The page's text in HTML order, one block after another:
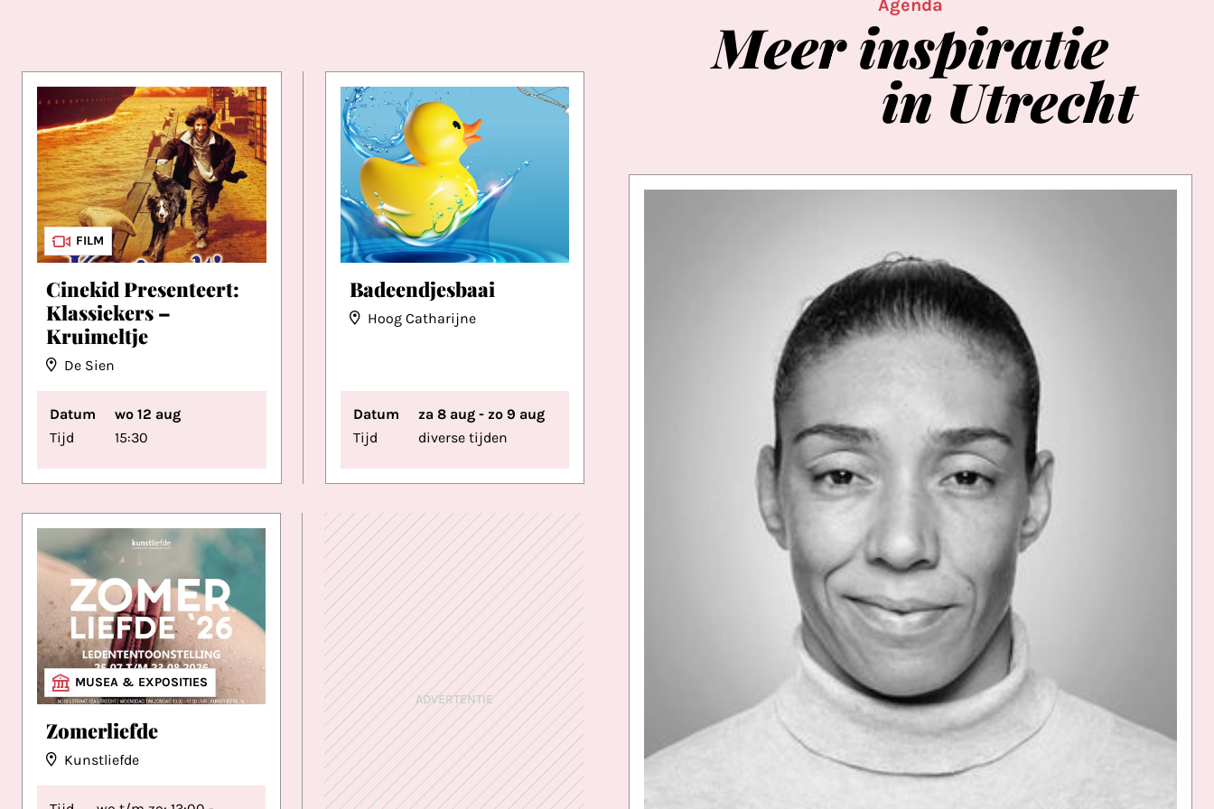
FILM
Cinekid Presenteert:
Klassiekers –
Kruimeltje
De Sien
Datum
wo 12 aug
Tijd
15:30
Badeendjesbaai
Hoog Catharijne
Datum
za 8 aug - zo 9 aug
Tijd
diverse tijden
MUSEA & EXPOSITIES
Zomerliefde
Kunstliefde
ADVERTENTIE
Agenda
Meerinspiratie
inUtrecht